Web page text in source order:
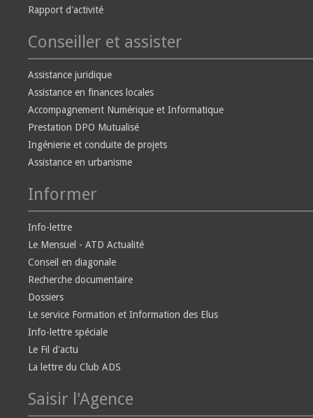
Rapport d'activité
Conseiller et assister
Assistance juridique
Assistance en finances locales
Accompagnement Numérique et Informatique
Prestation DPO Mutualisé
Ingénierie et conduite de projets
Assistance en urbanisme
Informer
Info-lettre
Le Mensuel - ATD Actualité
Conseil en diagonale
Recherche documentaire
Dossiers
Le service Formation et Information des Elus
Info-lettre spéciale
Le Fil d'actu
La lettre du Club ADS
Saisir l'Agence